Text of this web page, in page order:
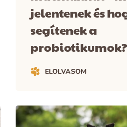
jelentenek és
segítenek a
probiotikumok?
ELOLVASOM